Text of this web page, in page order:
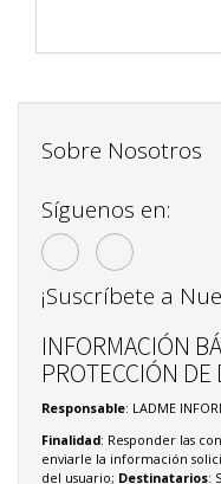
Sobre Nosotros
Síguenos en:
¡Suscríbete a
INFORMACIÓN
PROTECCIÓN DE
Responsable: LADME
Finalidad: Responder las
enviarle la información
del usuario; Destinatarios: